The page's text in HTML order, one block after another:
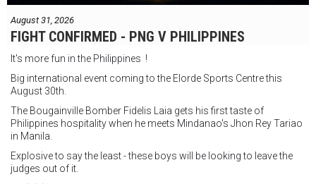
August 31, 2026
FIGHT CONFIRMED - PNG V PHILIPPINES
It's more fun in the Philippines !
Big international event coming to the Elorde Sports Centre this
August 30th.
The Bougainville Bomber Fidelis Laia gets his first taste of
Philippines hospitality when he meets Mindanao's Jhon Rey Tariao
in Manila.
Explosive to say the least - these boys will be looking to leave the
judges out of it.